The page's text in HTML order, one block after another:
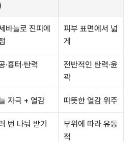
바늘로 진피에
피부 표면에서 넓
게
·흉터·탄력
전반적인 탄력·윤
곽
자극 + 열감 따뜻한 열감 위주
번 나눠 받기
부위에 따라 유동
적